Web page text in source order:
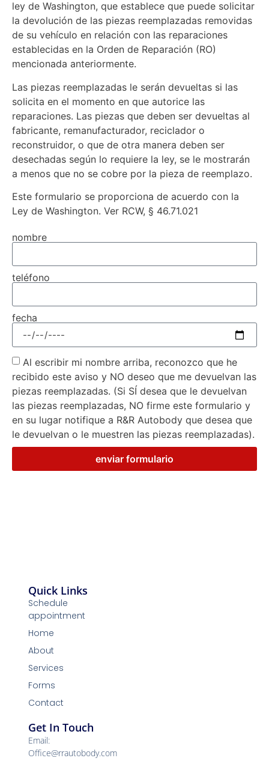
ley de Washington, que establece que puede solicitar
la devolución de las piezas reemplazadas removidas
de su vehículo en relación con las reparaciones
establecidas en la Orden de Reparación (RO)
mencionada anteriormente.
Las piezas reemplazadas le serán devueltas si las
solicita en el momento en que autorice las
reparaciones. Las piezas que deben ser devueltas al
fabricante, remanufacturador, reciclador o
reconstruidor, o que de otra manera deben ser
desechadas según lo requiere la ley, se le mostrarán
a menos que no se cobre por la pieza de reemplazo.
Este formulario se proporciona de acuerdo con la
Ley de Washington. Ver RCW, § 46.71.021
nombre
teléfono
fecha
Al escribir mi nombre arriba, reconozco que he
recibido este aviso y NO deseo que me devuelvan las
piezas reemplazadas. (Si SÍ desea que le devuelvan
las piezas reemplazadas, NO firme este formulario y
en su lugar notifique a R&R Autobody que desea que
le devuelvan o le muestren las piezas reemplazadas).
enviar formulario
Quick Links
Schedule
appointment
Home
About
Services
Forms
Contact
Get In Touch
Email:
Office@rrautobody.com